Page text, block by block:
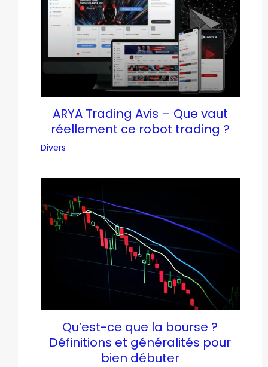
ARYA Trading Avis – Que vaut
réellement ce robot trading ?
Divers
Qu’est-ce que la bourse ?
Définitions et généralités pour
bien débuter